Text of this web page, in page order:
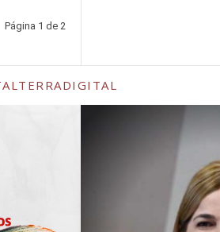
Página 1 de 2